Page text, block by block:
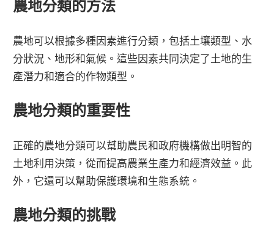
農地分類的方法
農地可以根據多種因素進行分類，包括土壤類型、水
分狀況、地形和氣候。這些因素共同決定了土地的生
產潛力和適合的作物類型。
農地分類的重要性
正確的農地分類可以幫助農民和政府機構做出明智的
土地利用決策，從而提高農業生產力和經濟效益。此
外，它還可以幫助保護環境和生態系統。
農地分類的挑戰